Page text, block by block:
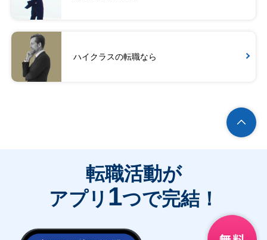
ハイクラスの転職なら
転職活動が
アプリ 1つで完結！